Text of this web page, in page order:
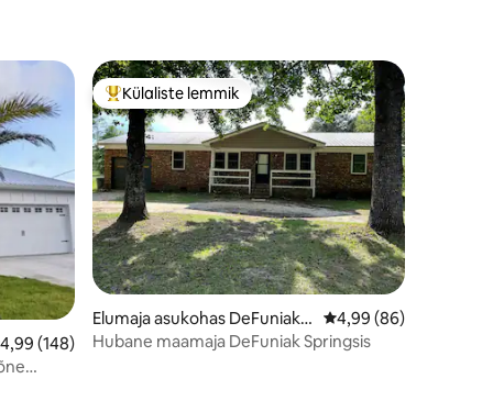
hinnang 4,99/5, 148 hinnangut
4,99 (148)
Külaliste suur lemmik
Külaliste lemmik
Elumaja asukohas DeFuniak S
prings
Keskmine hinnang
4,99 (86)
Hubane maamaja DeFuniak Springsis